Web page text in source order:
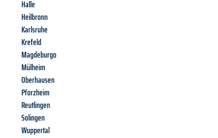
Halle
Heilbronn
Karlsruhe
Krefeld
Magdeburgo
Mülheim
Oberhausen
Pforzheim
Reutlingen
Solingen
Wuppertal